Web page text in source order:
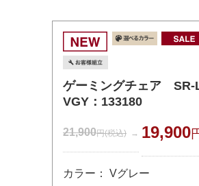
ゲーミングチェア
VGY：133180
21,900円(税込) 19,900
カラー： Vグレー